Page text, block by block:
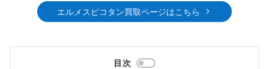
エルメスピコタン買取ページはこちら
目次